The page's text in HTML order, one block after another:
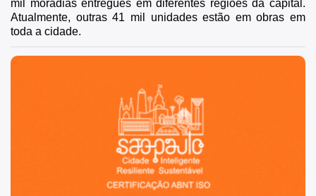
mil moradias entregues em diferentes regiões da capital.
Atualmente, outras 41 mil unidades estão em obras em
toda a cidade.
São Paulo, cidade inteligente, resiliente e sustentável